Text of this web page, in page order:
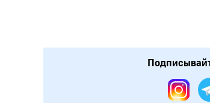
Подписывайтесь на нас в: